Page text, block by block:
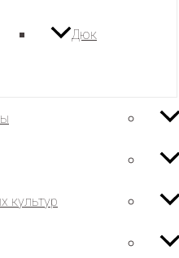
Дюк
культур